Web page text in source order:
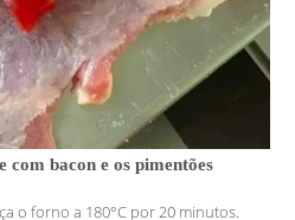
com bacon e os pimentões
o forno a 180°C por 20 minutos.